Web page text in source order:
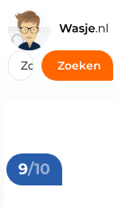
Zoeken
9/10